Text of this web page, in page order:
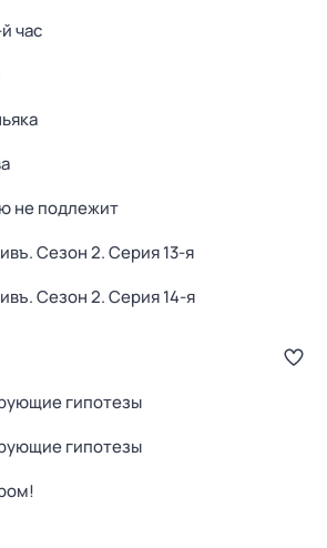
час
не подлежит
. Сезон 2. Серия 13-я
. Сезон 2. Серия 14-я
гипотезы
гипотезы